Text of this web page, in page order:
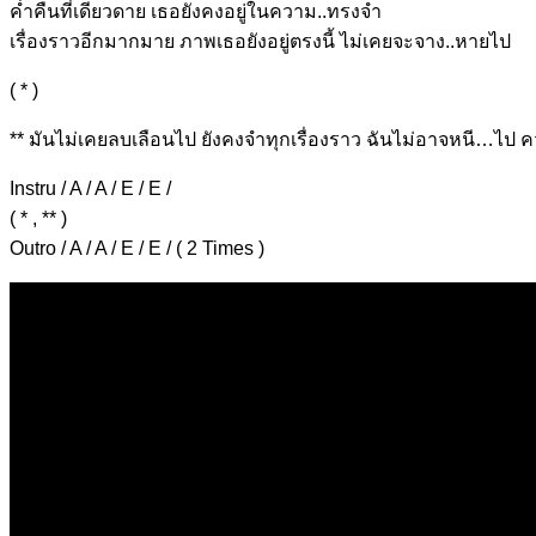
ค่ำคืนที่เดียวดาย เธอยังคงอยู่ในความ..ทรงจำ
เรื่องราวอีกมากมาย ภาพเธอยังอยู่ตรงนี้ ไม่เคยจะจาง..หายไป
( * )
** มันไม่เคยลบเลือนไป ยังคงจำทุกเรื่องราว ฉันไม่อาจหนี…ไป ค
Instru / A / A / E / E /
( * , ** )
Outro / A / A / E / E / ( 2 Times )